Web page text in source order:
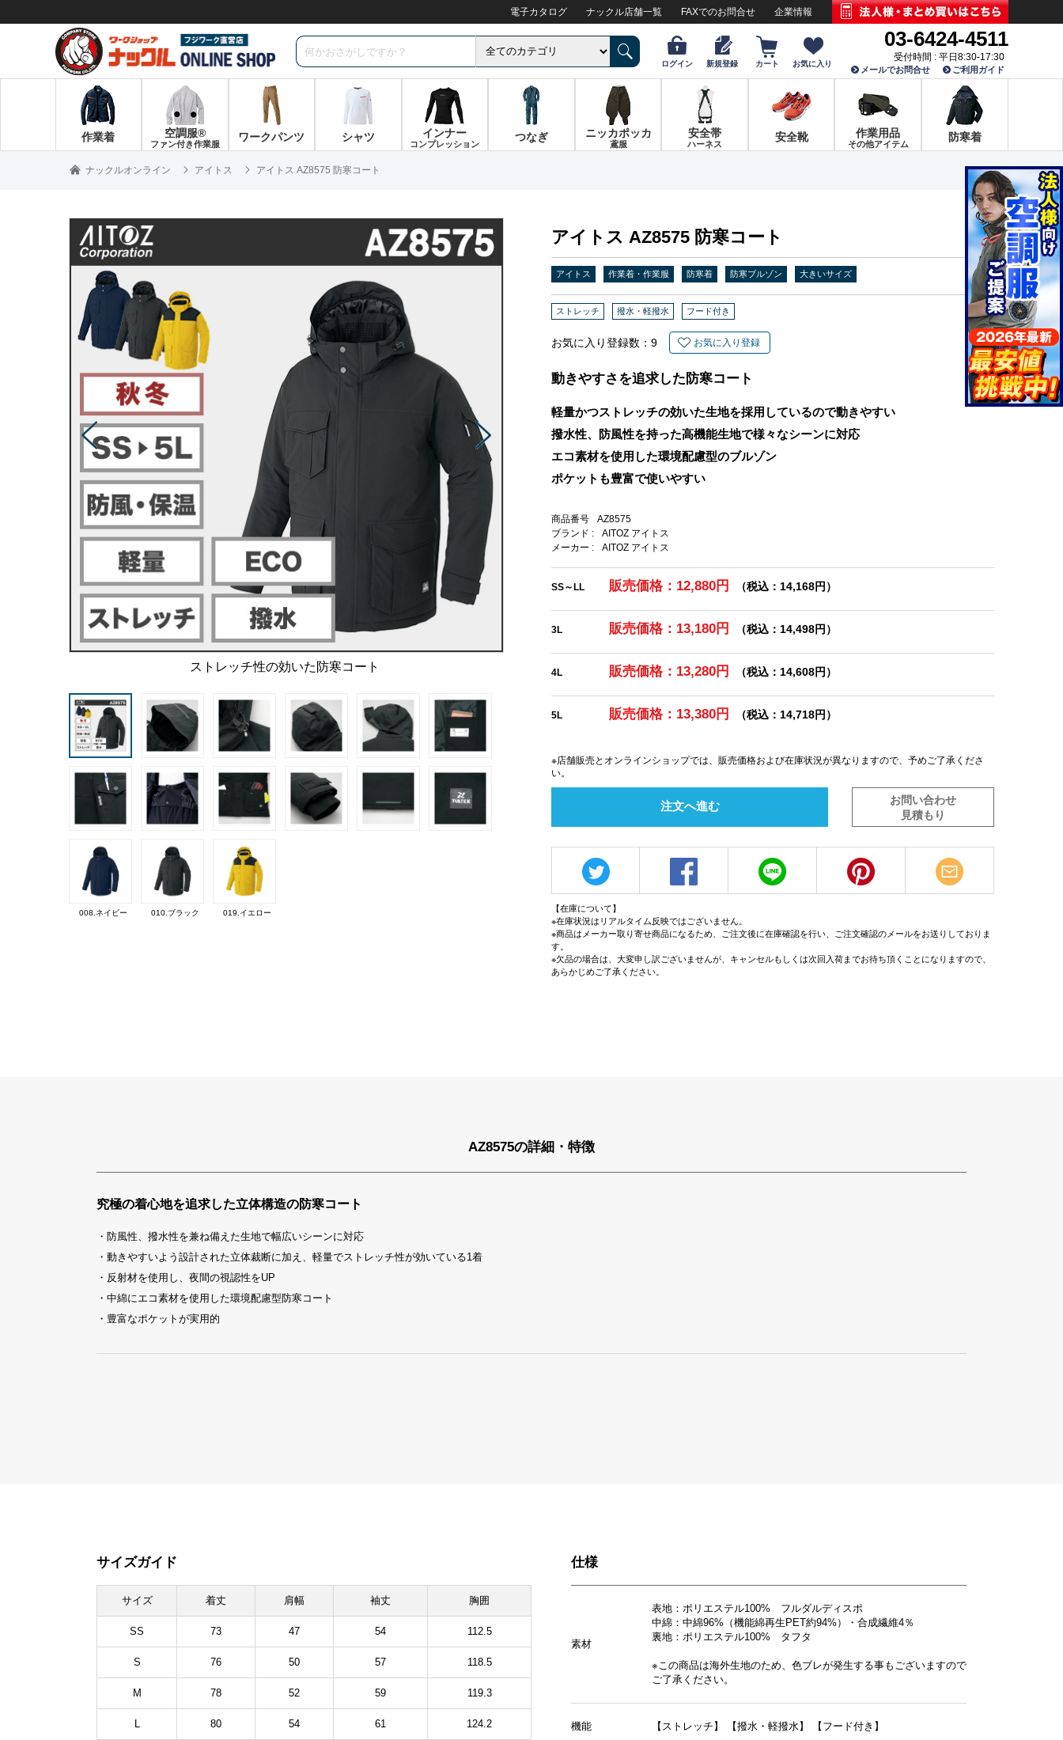
電子カタログ ナックル店舗一覧 FAXでのお問合せ 企業情報
ログイン 新規登録 カート お気に入り
03-6424-4511
受付時間 : 平日8:30-17:30
メールでお問合せ ご利用ガイド
作業着 空調服®
ファン付き作業服
ワークパンツ シャツ インナー
コンプレッション
つなぎ ニッカポッカ
鳶服
安全帯
ハーネス
安全靴 作業用品
その他アイテム
防寒着
ナックルオンライン アイトス アイトス AZ8575 防寒コート
ストレッチ性の効いた防寒コート
008.ネイビー 010.ブラック 019.イエロー
アイトス AZ8575 防寒コート
アイトス 作業着・作業服 防寒着 防寒ブルゾン 大きいサイズ
ストレッチ 撥水・軽撥水 フード付き
お気に入り登録数： 9 お気に入り登録
動きやすさを追求した防寒コート
軽量かつストレッチの効いた生地を採用しているので動きやすい
撥水性、防風性を持った高機能生地で様々なシーンに対応
エコ素材を使用した環境配慮型のブルゾン
ポケットも豊富で使いやすい
商品番号
AZ8575
ブランド :
AITOZ アイトス
メーカー :
AITOZ アイトス
SS～LL 販売価格：12,880円 （税込：14,168円）
3L 販売価格：13,180円 （税込：14,498円）
4L 販売価格：13,280円 （税込：14,608円）
5L 販売価格：13,380円 （税込：14,718円）
※店舗販売とオンラインショップでは、販売価格および在庫状況が異なりますので、予めご了承くださ
い。
注文へ進む
お問い合わせ
見積もり
【在庫について】
※在庫状況はリアルタイム反映ではございません。
※商品はメーカー取り寄せ商品になるため、ご注文後に在庫確認を行い、ご注文確認のメールをお送りしておりま
す。
※欠品の場合は、大変申し訳ございませんが、キャンセルもしくは次回入荷までお待ち頂くことになりますので、
あらかじめご了承ください。
AZ8575の詳細・特徴
究極の着心地を追求した立体構造の防寒コート
・防風性、撥水性を兼ね備えた生地で幅広いシーンに対応
・動きやすいよう設計された立体裁断に加え、軽量でストレッチ性が効いている1着
・反射材を使用し、夜間の視認性をUP
・中綿にエコ素材を使用した環境配慮型防寒コート
・豊富なポケットが実用的
サイズガイド
サイズ 着丈 肩幅 袖丈 胸囲
SS 73 47 54 112.5
S 76 50 57 118.5
M 78 52 59 119.3
L 80 54 61 124.2
仕様
素材
表地：ポリエステル100% フルダルディスポ
中綿：中綿96%（機能綿再生PET約94%）・合成繊維4％
裏地：ポリエステル100% タフタ
※この商品は海外生地のため、色ブレが発生する事もございますので
ご了承ください。
機能 【ストレッチ】 【撥水・軽撥水】 【フード付き】